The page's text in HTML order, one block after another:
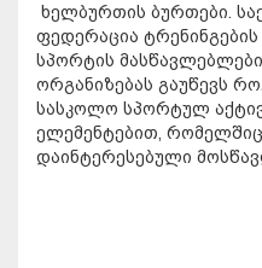
ხელბურთის ბურთები.
ფედერაცია
სპორტის
ორგანიზებას გაუწევს
სასკოლო სპორტულ
ელემენტებით,
დაინტერესებული